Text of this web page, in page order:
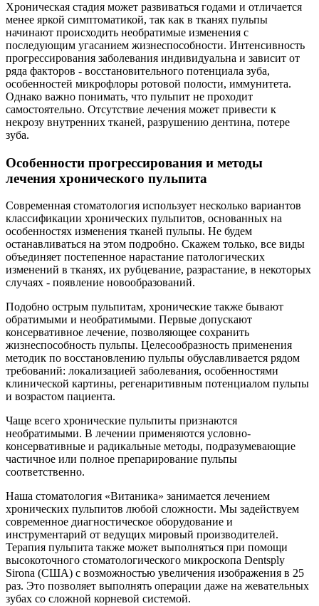
Хроническая стадия может развиваться годами и отличается
менее яркой симптоматикой, так как в тканях пульпы
начинают происходить необратимые изменения с
последующим угасанием жизнеспособности. Интенсивность
прогрессирования заболевания индивидуальна и зависит от
ряда факторов - восстановительного потенциала зуба,
особенностей микрофлоры ротовой полости, иммунитета.
Однако важно понимать, что пульпит не проходит
самостоятельно. Отсутствие лечения может привести к
некрозу внутренних тканей, разрушению дентина, потере
зуба.
Особенности прогрессирования и методы
лечения хронического пульпита
Современная стоматология использует несколько вариантов
классификации хронических пульпитов, основанных на
особенностях изменения тканей пульпы. Не будем
останавливаться на этом подробно. Скажем только, все виды
объединяет постепенное нарастание патологических
изменений в тканях, их рубцевание, разрастание, в некоторых
случаях - появление новообразований.
Подобно острым пульпитам, хронические также бывают
обратимыми и необратимыми. Первые допускают
консервативное лечение, позволяющее сохранить
жизнеспособность пульпы. Целесообразность применения
методик по восстановлению пульпы обуславливается рядом
требований: локализацией заболевания, особенностями
клинической картины, регенаритивным потенциалом пульпы
и возрастом пациента.
Чаще всего хронические пульпиты признаются
необратимыми. В лечении применяются условно-
консервативные и радикальные методы, подразумевающие
частичное или полное препарирование пульпы
соответственно.
Наша стоматология «Витаника» занимается лечением
хронических пульпитов любой сложности. Мы задействуем
современное диагностическое оборудование и
инструментарий от ведущих мировый производителей.
Терапия пульпита также может выполняться при помощи
высокоточного стоматологического микроскопа Dentsply
Sirona (США) с возможностью увеличения изображения в 25
раз. Это позволяет выполнять операции даже на жевательных
зубах со сложной корневой системой.